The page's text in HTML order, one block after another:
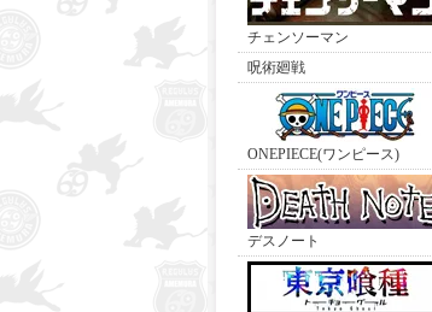
チェンソーマン
呪術廻戦
ONEPIECE(ワンピース)
デスノート